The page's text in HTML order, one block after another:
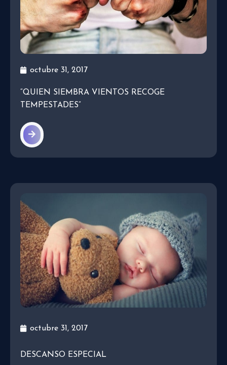
octubre 31, 2017
“QUIEN SIEMBRA VIENTOS RECOGE
TEMPESTADES”
octubre 31, 2017
DESCANSO ESPECIAL